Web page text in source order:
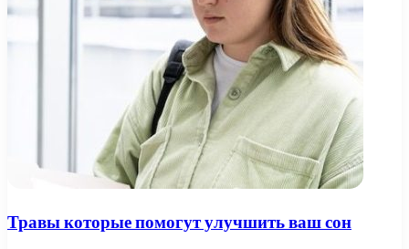
Травы которые помогут улучшить ваш сон